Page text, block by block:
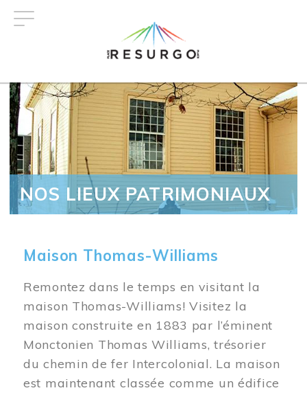
NOS LIEUX PATRIMONIAUX
Maison Thomas-Williams
Remontez dans le temps en visitant la
maison Thomas-Williams! Visitez la
maison construite en 1883 par l’éminent
Monctonien Thomas Williams, trésorier
du chemin de fer Intercolonial. La maison
est maintenant classée comme un édifice